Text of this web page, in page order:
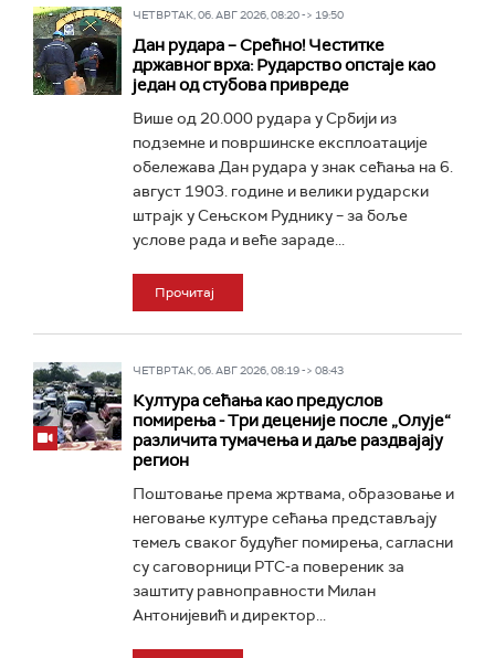
ЧЕТВРТАК, 06. АВГ 2026, 08:20 -> 19:50
Дан рудара – Срећно! Честитке
државног врха: Рударство опстаје као
један од стубова привреде
Више од 20.000 рудара у Србији из
подземне и површинске експлоатације
обележава Дан рудара у знак сећања на 6.
август 1903. године и велики рударски
штрајк у Сењском Руднику – за боље
услове рада и веће зараде...
Прочитај
ЧЕТВРТАК, 06. АВГ 2026, 08:19 -> 08:43
Култура сећања као предуслов
помирења ­- Три деценије после „Олује“
различита тумачења и даље раздвајају
регион
Поштовање према жртвама, образовање и
неговање културе сећања представљају
темељ сваког будућег помирења, сагласни
су саговорници РТС-а повереник за
заштиту равноправности Милан
Антонијевић и директор...